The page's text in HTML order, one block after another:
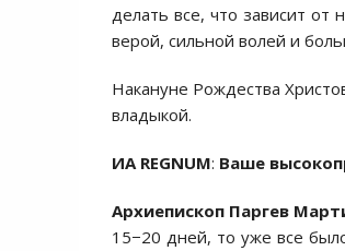
делать все, что зависит
верой, сильной волей и
Накануне Рождества
владыкой.
ИА REGNUM: Ваше
Архиепископ Паргев
15−20 дней, то уже все